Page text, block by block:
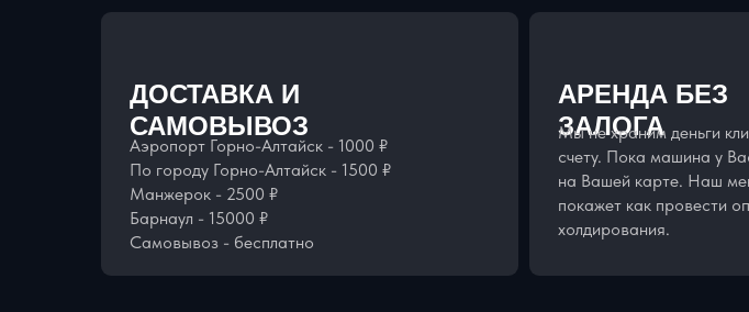
ДОСТАВКА И
САМОВЫВОЗ
Аэропорт Горно-Алтайск - 1000 ₽
По городу Горно-Алтайск - 1500 ₽
Манжерок - 2500 ₽
Барнаул - 15000 ₽
Самовывоз - бесплатно
АРЕНДА БЕЗ
ЗАЛОГА
Мы не храним деньги
счету. Пока машина у
на Вашей карте. Наш
покажет как провести
холдирования.